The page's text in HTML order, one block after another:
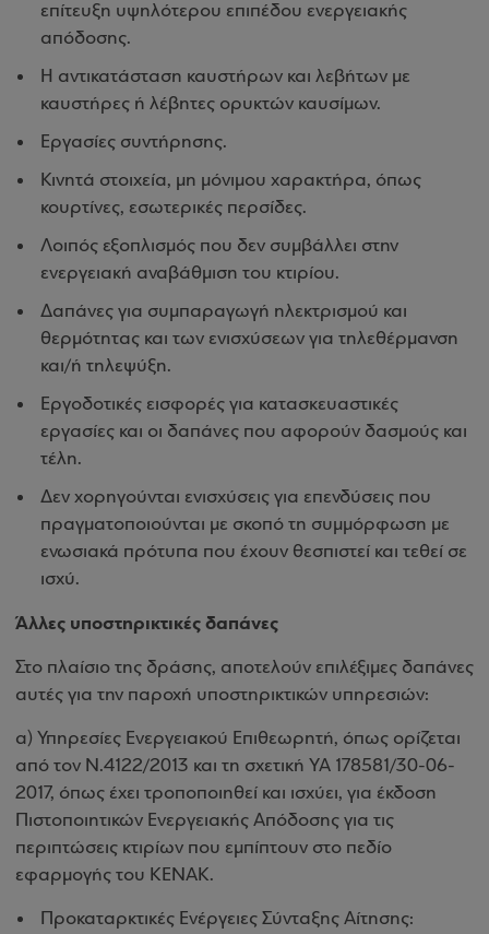
επίτευξη υψηλότερου επιπέδου ενεργειακής
απόδοσης.
Η αντικατάσταση καυστήρων και λεβήτων με
καυστήρες ή λέβητες ορυκτών καυσίμων.
Εργασίες συντήρησης.
Κινητά στοιχεία, μη μόνιμου χαρακτήρα, όπως
κουρτίνες, εσωτερικές περσίδες.
Λοιπός εξοπλισμός που δεν συμβάλλει στην
ενεργειακή αναβάθμιση του κτιρίου.
Δαπάνες για συμπαραγωγή ηλεκτρισμού και
θερμότητας και των ενισχύσεων για τηλεθέρμανση
και/ή τηλεψύξη.
Εργοδοτικές εισφορές για κατασκευαστικές
εργασίες και οι δαπάνες που αφορούν δασμούς και
τέλη.
Δεν χορηγούνται ενισχύσεις για επενδύσεις που
πραγματοποιούνται με σκοπό τη συμμόρφωση με
ενωσιακά πρότυπα που έχουν θεσπιστεί και τεθεί σε
ισχύ.
Άλλες υποστηρικτικές δαπάνες
Στο πλαίσιο της δράσης, αποτελούν επιλέξιμες δαπάνες
αυτές για την παροχή υποστηρικτικών υπηρεσιών:
α) Υπηρεσίες Ενεργειακού Επιθεωρητή, όπως ορίζεται
από τον Ν.4122/2013 και τη σχετική ΥΑ 178581/30-06-
2017, όπως έχει τροποποιηθεί και ισχύει, για έκδοση
Πιστοποιητικών Ενεργειακής Απόδοσης για τις
περιπτώσεις κτιρίων που εμπίπτουν στο πεδίο
εφαρμογής του ΚΕΝΑΚ.
Προκαταρκτικές Ενέργειες Σύνταξης Αίτησης: